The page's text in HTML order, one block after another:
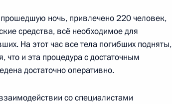
рабочей поездки
материалы
ночь, привлечено 220 человек,
средства, всё необходимое для
На этот час все тела погибших подняты,
и эта процедура с достаточным
достаточно оперативно.
со специалистами